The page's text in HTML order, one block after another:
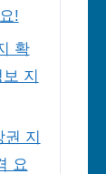
!
확
지
지
요